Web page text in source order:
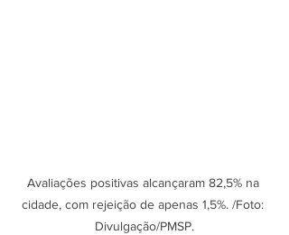
Avaliações positivas alcançaram 82,5% na
cidade, com rejeição de apenas 1,5%. /Foto:
Divulgação/PMSP.